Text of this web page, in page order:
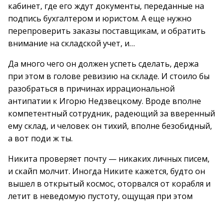
кабинет, где его ждут документы, переданные на
подпись бухгалтером и юристом. А еще нужно
перепроверить заказы поставщикам, и обратить
внимание на складской учет, и…
Да много чего он должен успеть сделать, держа
при этом в голове ревизию на складе. И стоило бы
разобраться в причинах иррациональной
антипатии к Игорю Недзвецкому. Вроде вполне
компетентный сотрудник, радеющий за вверенный
ему склад, и человек он тихий, вполне безобидный,
а вот поди ж ты.
Никита проверяет почту — никаких личных писем,
и скайп молчит. Иногда Никите кажется, будто он
вышел в открытый космос, оторвался от корабля и
летит в неведомую пустоту, ощущая при этом